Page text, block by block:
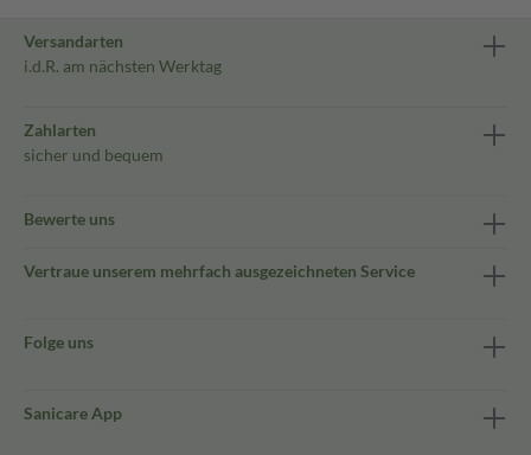
Versandarten
i.d.R. am nächsten Werktag
Zahlarten
sicher und bequem
Bewerte uns
Vertraue unserem mehrfach ausgezeichneten Service
Folge uns
Sanicare App